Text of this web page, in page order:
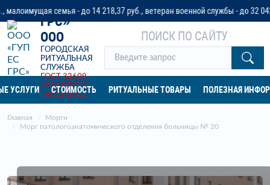
- до 14 218,37 руб., ветеран военной службы - до 32 042 руб. или
«ГУП ЕС
ГРС»
ООО
ГОРОДСКАЯ
РИТУАЛЬНАЯ
СЛУЖБА
ГОСТ 32609-
2014 ГОСТ Р
54611-2011
ПОИСК ПО САЙТУ
УСЛУГИ СТОИМОСТЬ РИТУАЛЬНЫЕ ТОВАРЫ ПОЛЕЗНАЯ
Главная
Морги
Морг патологоанатомического отделения больницы № 20